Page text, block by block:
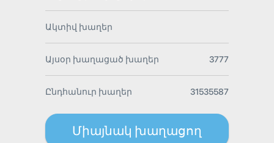
Ակտիվ խաղեր
Այսօր խաղացած խաղեր 3777
Ընդհանուր խաղեր 31535587
Միայնակ խաղացող